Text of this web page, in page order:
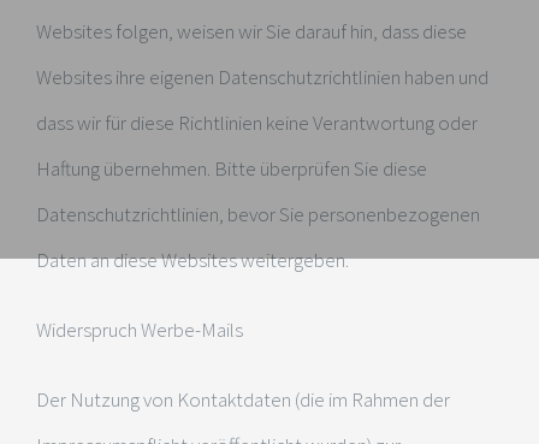
Websites folgen, weisen wir Sie darauf hin, dass diese
Websites ihre eigenen Datenschutzrichtlinien haben und
dass wir für diese Richtlinien keine Verantwortung oder
Haftung übernehmen. Bitte überprüfen Sie diese
Datenschutzrichtlinien, bevor Sie personenbezogenen
Daten an diese Websites weitergeben.
Widerspruch Werbe-Mails
Der Nutzung von Kontaktdaten (die im Rahmen der